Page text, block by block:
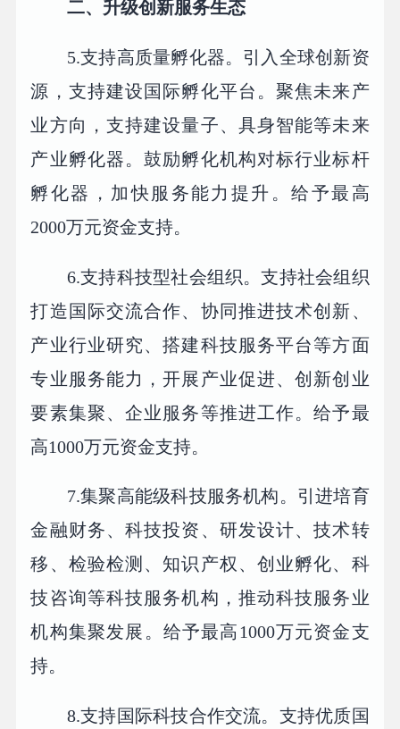
二、升级创新服务生态
5.支持高质量孵化器。引入全球创新资
源，支持建设国际孵化平台。聚焦未来产
业方向，支持建设量子、具身智能等未来
产业孵化器。鼓励孵化机构对标行业标杆
孵化器，加快服务能力提升。给予最高
2000万元资金支持。
6.支持科技型社会组织。支持社会组织
打造国际交流合作、协同推进技术创新、
产业行业研究、搭建科技服务平台等方面
专业服务能力，开展产业促进、创新创业
要素集聚、企业服务等推进工作。给予最
高1000万元资金支持。
7.集聚高能级科技服务机构。引进培育
金融财务、科技投资、研发设计、技术转
移、检验检测、知识产权、创业孵化、科
技咨询等科技服务机构，推动科技服务业
机构集聚发展。给予最高1000万元资金支
持。
8.支持国际科技合作交流。支持优质国